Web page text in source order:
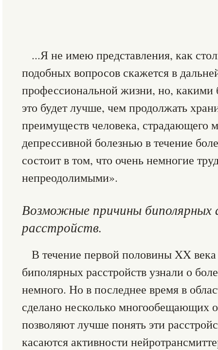
...Я не имею представления, как
подобных вопросов скажется в
профессиональной жизни, но,
это будет лучше, чем продолжать
преимуществ человека, страдающего
депрессивной болезнью в течение
состоит в том, что очень немногие
непреодолимыми».
Возможные причины
расстройств.
В течение первой половины XX века
биполярных расстройств узнали о
немного. Но в последнее время в
сделано несколько многообещающих
позволяют лучше понять эти
касаются активности